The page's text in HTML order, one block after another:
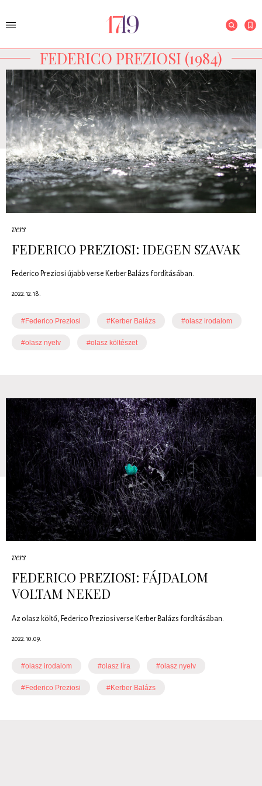
FEDERICO PREZIOSI (1984)
vers
FEDERICO PREZIOSI: IDEGEN SZAVAK
Federico Preziosi újabb verse Kerber Balázs fordításában.
2022.12.18.
#Federico Preziosi #Kerber Balázs #olasz irodalom
#olasz nyelv #olasz költészet
vers
FEDERICO PREZIOSI: FÁJDALOM
VOLTAM NEKED
Az olasz költő, Federico Preziosi verse Kerber Balázs fordításában.
2022.10.09.
#olasz irodalom #olasz líra #olasz nyelv
#Federico Preziosi #Kerber Balázs